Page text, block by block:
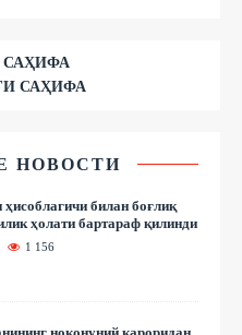
САҲИФА
САҲИФА
НОВОСТИ
билан боғлиқ
ҳолати бартараф қилинди
1 156